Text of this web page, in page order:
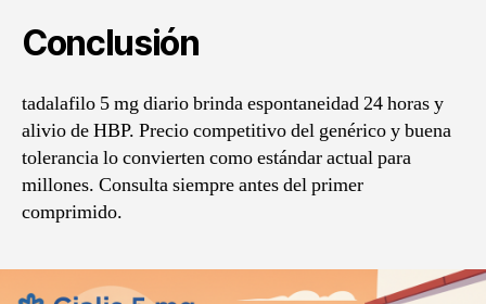
Conclusión
tadalafilo 5 mg diario brinda espontaneidad 24 horas y
alivio de HBP. Precio competitivo del genérico y buena
tolerancia lo convierten como estándar actual para
millones. Consulta siempre antes del primer
comprimido.